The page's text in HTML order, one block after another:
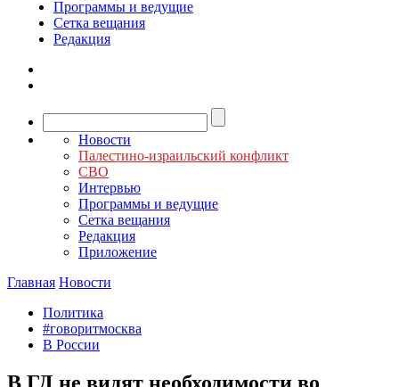
Программы и ведущие
Сетка вещания
Редакция
Новости
Палестино-израильский конфликт
СВО
Интервью
Программы и ведущие
Сетка вещания
Редакция
Приложение
Главная Новости
Политика
#говоритмосква
В России